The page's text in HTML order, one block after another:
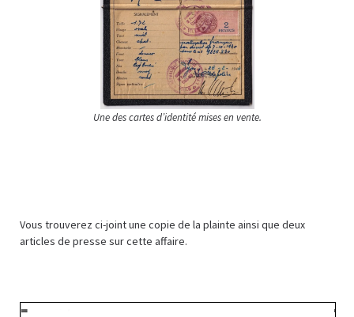
Une des cartes d’identité mises en vente.
Vous trouverez ci-joint une copie de la plainte ainsi que deux
articles de presse sur cette affaire.